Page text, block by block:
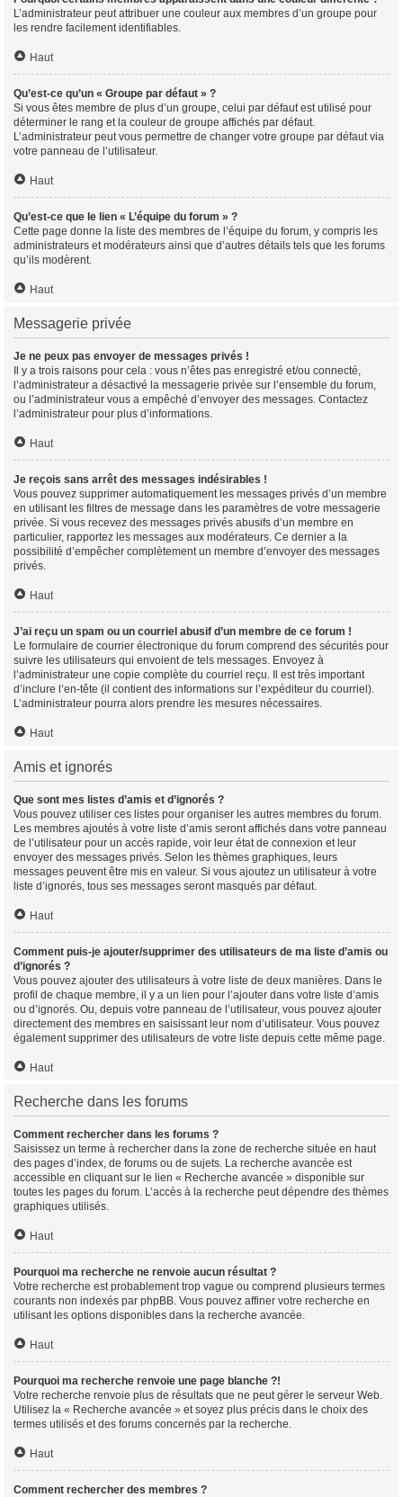
L’administrateur peut attribuer une couleur aux membres d’un groupe pour
les rendre facilement identifiables.
Haut
Qu’est-ce qu’un « Groupe par défaut » ?
Si vous êtes membre de plus d’un groupe, celui par défaut est utilisé pour
déterminer le rang et la couleur de groupe affichés par défaut.
L’administrateur peut vous permettre de changer votre groupe par défaut via
votre panneau de l’utilisateur.
Haut
Qu’est-ce que le lien « L’équipe du forum » ?
Cette page donne la liste des membres de l’équipe du forum, y compris les
administrateurs et modérateurs ainsi que d’autres détails tels que les forums
qu’ils modèrent.
Haut
Messagerie privée
Je ne peux pas envoyer de messages privés !
Il y a trois raisons pour cela : vous n’êtes pas enregistré et/ou connecté,
l’administrateur a désactivé la messagerie privée sur l’ensemble du forum,
ou l’administrateur vous a empêché d’envoyer des messages. Contactez
l’administrateur pour plus d’informations.
Haut
Je reçois sans arrêt des messages indésirables !
Vous pouvez supprimer automatiquement les messages privés d’un membre
en utilisant les filtres de message dans les paramètres de votre messagerie
privée. Si vous recevez des messages privés abusifs d’un membre en
particulier, rapportez les messages aux modérateurs. Ce dernier a la
possibilité d’empêcher complètement un membre d’envoyer des messages
privés.
Haut
J’ai reçu un spam ou un courriel abusif d’un membre de ce forum !
Le formulaire de courrier électronique du forum comprend des sécurités pour
suivre les utilisateurs qui envoient de tels messages. Envoyez à
l’administrateur une copie complète du courriel reçu. Il est très important
d’inclure l’en-tête (il contient des informations sur l’expéditeur du courriel).
L’administrateur pourra alors prendre les mesures nécessaires.
Haut
Amis et ignorés
Que sont mes listes d’amis et d’ignorés ?
Vous pouvez utiliser ces listes pour organiser les autres membres du forum.
Les membres ajoutés à votre liste d’amis seront affichés dans votre panneau
de l’utilisateur pour un accès rapide, voir leur état de connexion et leur
envoyer des messages privés. Selon les thèmes graphiques, leurs
messages peuvent être mis en valeur. Si vous ajoutez un utilisateur à votre
liste d’ignorés, tous ses messages seront masqués par défaut.
Haut
Comment puis-je ajouter/supprimer des utilisateurs de ma liste d’amis ou
d’ignorés ?
Vous pouvez ajouter des utilisateurs à votre liste de deux manières. Dans le
profil de chaque membre, il y a un lien pour l’ajouter dans votre liste d’amis
ou d’ignorés. Ou, depuis votre panneau de l’utilisateur, vous pouvez ajouter
directement des membres en saisissant leur nom d’utilisateur. Vous pouvez
également supprimer des utilisateurs de votre liste depuis cette même page.
Haut
Recherche dans les forums
Comment rechercher dans les forums ?
Saisissez un terme à rechercher dans la zone de recherche située en haut
des pages d’index, de forums ou de sujets. La recherche avancée est
accessible en cliquant sur le lien « Recherche avancée » disponible sur
toutes les pages du forum. L’accès à la recherche peut dépendre des thèmes
graphiques utilisés.
Haut
Pourquoi ma recherche ne renvoie aucun résultat ?
Votre recherche est probablement trop vague ou comprend plusieurs termes
courants non indexés par phpBB. Vous pouvez affiner votre recherche en
utilisant les options disponibles dans la recherche avancée.
Haut
Pourquoi ma recherche renvoie une page blanche ?!
Votre recherche renvoie plus de résultats que ne peut gérer le serveur Web.
Utilisez la « Recherche avancée » et soyez plus précis dans le choix des
termes utilisés et des forums concernés par la recherche.
Haut
Comment rechercher des membres ?